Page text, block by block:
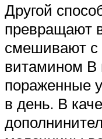
Другой
превращают
смешивают с
витамином В
пораженные
в день. В